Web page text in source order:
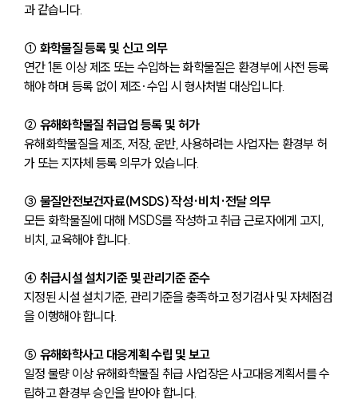
과 같습니다.
① 화학물질 등록 및 신고 의무
연간 1톤 이상 제조 또는 수입하는 화학물질은 환경부에 사전 등록
해야 하며 등록 없이 제조·수입 시 형사처벌 대상입니다.
② 유해화학물질 취급업 등록 및 허가
유해화학물질을 제조, 저장, 운반, 사용하려는 사업자는 환경부 허
가 또는 지자체 등록 의무가 있습니다.
③ 물질안전보건자료(MSDS) 작성·비치·전달 의무
모든 화학물질에 대해 MSDS를 작성하고 취급 근로자에게 고지,
비치, 교육해야 합니다.
④ 취급시설 설치기준 및 관리기준 준수
지정된 시설 설치기준, 관리기준을 충족하고 정기검사 및 자체점검
을 이행해야 합니다.
⑤ 유해화학사고 대응계획 수립 및 보고
일정 물량 이상 유해화학물질 취급 사업장은 사고대응계획서를 수
립하고 환경부 승인을 받아야 합니다.